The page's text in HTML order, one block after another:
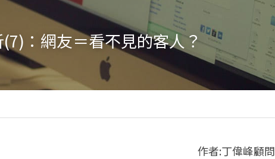
：網友＝看不見的客人？
作者:丁偉峰顧問